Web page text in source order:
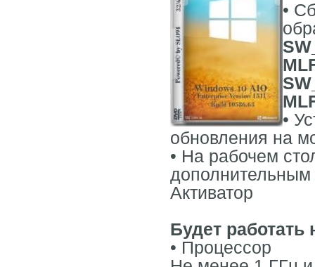
•
•
обновления на
• На рабочем
Активатор
Будет
• Процессор